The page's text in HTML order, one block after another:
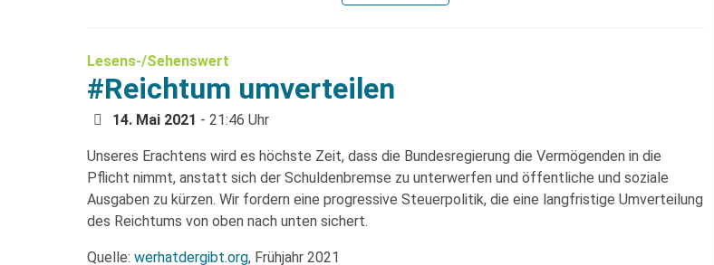
Lesens-/Sehenswert
#Reichtum umverteilen
14. Mai 2021 - 21:46 Uhr
Unseres Erachtens wird es höchste Zeit, dass die Bundesregierung die Vermögenden in die
Pflicht nimmt, anstatt sich der Schuldenbremse zu unterwerfen und öffentliche und soziale
Ausgaben zu kürzen. Wir fordern eine progressive Steuerpolitik, die eine langfristige Umverteilung
des Reichtums von oben nach unten sichert.
Quelle: werhatdergibt.org, Frühjahr 2021